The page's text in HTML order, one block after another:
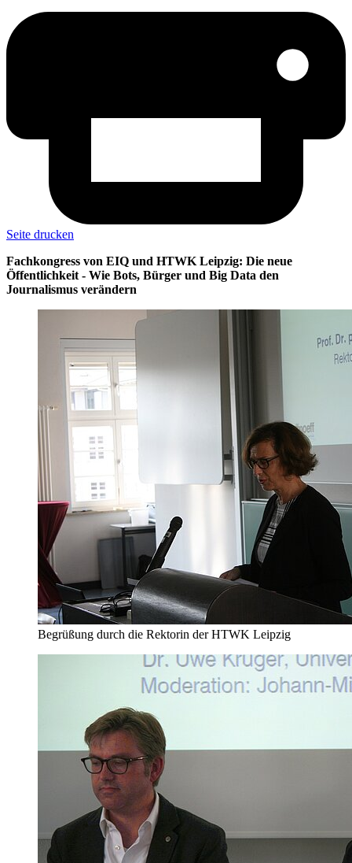
Seite drucken
Fachkongress von EIQ und HTWK Leipzig: Die neue
Öffentlichkeit - Wie Bots, Bürger und Big Data den
Journalismus verändern
Begrüßung durch die Rektorin der HTWK Leipzig